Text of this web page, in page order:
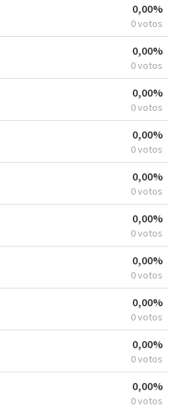
0,00%
0 votos
0,00%
0 votos
0,00%
0 votos
0,00%
0 votos
0,00%
0 votos
0,00%
0 votos
0,00%
0 votos
0,00%
0 votos
0,00%
0 votos
0,00%
0 votos